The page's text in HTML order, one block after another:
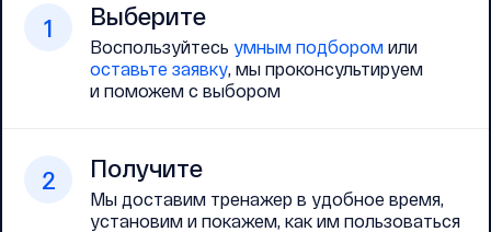
1 Выберите
Воспользуйтесь умным подбором или
оставьте заявку, мы проконсультируем
и поможем с выбором
2 Получите
Мы доставим тренажер в удобное время,
установим и покажем, как им пользоваться